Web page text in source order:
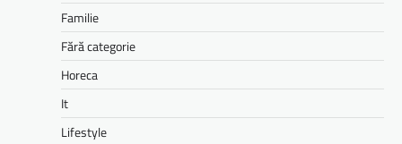
Familie
Fără categorie
Horeca
It
Lifestyle